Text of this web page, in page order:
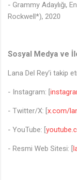
- Grammy Adaylığı,
Rockwell*), 2020
Sosyal Medya ve
Lana Del Rey’i takip
- Instagram: [
- Twitter/X: [ x.com/
- YouTube: [
- Resmi Web Sitesi: [